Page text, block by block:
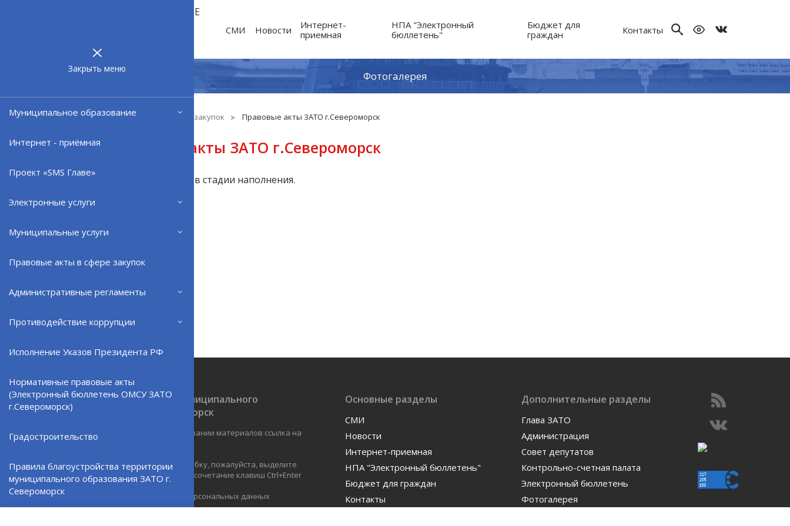
Закрыть меню
Муниципальное образование
Интернет - приёмная
Проект «SMS Главе»
Электронные услуги
Муниципальные услуги
Правовые акты в сфере закупок
Административные регламенты
Противодействие коррупции
Исполнение Указов Президента РФ
Нормативные правовые акты
(Электронный бюллетень ОМСУ ЗАТО
г.Североморск)
Градостроительство
Правила благоустройства территории
муниципального образования ЗАТО г.
Североморск
МУНИЦИПАЛЬНОЕ
СМИ Новости
Интернет-
приемная
НПА "Электронный
бюллетень"
Бюджет для
граждан
Контакты
Фотогалерея
Главная Правовые акты в сфере закупок Правовые акты ЗАТО г.Североморск
Правовые акты ЗАТО г.Североморск
Раздел находится в стадии наполнения.
Официальный сайт ОМСУ муниципального
образования ЗАТО г.Североморск
При полном или частичном использовании материалов ссылка на
ресурс обязательна.
Если Вы обнаружили на странице ошибку, пожалуйста, выделите
курсором слово или фразу и нажмите сочетание клавиш Ctrl+Enter
Политика в отношении обработки персональных данных
Основные разделы
СМИ
Новости
Интернет-приемная
НПА "Электронный бюллетень"
Бюджет для граждан
Контакты
Дополнительные разделы
Глава ЗАТО
Администрация
Совет депутатов
Контрольно-счетная палата
Электронный бюллетень
Фотогалерея